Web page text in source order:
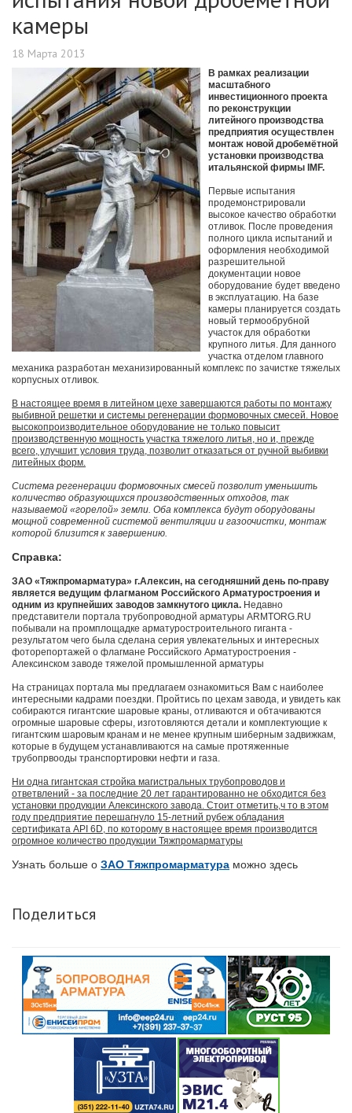
камеры
18 Марта 2013
В рамках реализации
масштабного
инвестиционного проекта
по реконструкции
литейного производства
предприятия осуществлен
монтаж новой дробемётной
установки производства
итальянской фирмы IMF.
Первые испытания
продемонстрировали
высокое качество обработки
отливок. После проведения
полного цикла испытаний и
оформления необходимой
разрешительной
документации новое
оборудование будет введено
в эксплуатацию. На базе
камеры планируется создать
новый термообрубной
участок для обработки
крупного литья. Для данного
участка отделом главного
механика разработан механизированный комплекс по зачистке тяжелых
корпусных отливок.
В настоящее время в литейном цехе завершаются работы по монтажу
выбивной решетки и системы регенерации формовочных смесей. Новое
высокопроизводительное оборудование не только повысит
производственную мощность участка тяжелого литья, но и, прежде
всего, улучшит условия труда, позволит отказаться от ручной выбивки
литейных форм.
Система регенерации формовочных смесей позволит уменьшить
количество образующихся производственных отходов, так
называемой «горелой» земли. Оба комплекса будут оборудованы
мощной современной системой вентиляции и газоочистки, монтаж
которой близится к завершению.
Справка:
ЗАО «Тяжпромарматура» г.Алексин, на сегодняшний день по-праву
является ведущим флагманом Российского Арматуростроения и
одним из крупнейших заводов замкнутого цикла. Недавно
представители портала трубопроводной арматуры ARMTORG.RU
побывали на промплощадке арматуростроительного гиганта -
результатом чего была сделана серия увлекательных и интересных
фоторепортажей о флагмане Российского Арматуростроения -
Алексинском заводе тяжелой промышленной арматуры
На страницах портала мы предлагаем ознакомиться Вам с наиболее
интересными кадрами поездки. Пройтись по цехам завода, и увидеть как
собираются гигантские шаровые краны, отливаются и обтачиваются
огромные шаровые сферы, изготовляются детали и комплектующие к
гигантским шаровым кранам и не менее крупным шиберным задвижкам,
которые в будущем устанавливаются на самые протяженные
трубопрвооды транспортировки нефти и газа.
Ни одна гигантская стройка магистральных трубопроводов и
ответвлений - за последние 20 лет гарантированно не обходится без
установки продукции Алексинского завода. Стоит отметить,ч то в этом
году предприятие перешагнуло 15-летний рубеж обладания
сертификата API 6D, по которому в настоящее время производится
огромное количество продукции Тяжпромарматуры
Узнать больше о ЗАО Тяжпромарматура можно здесь
Поделиться